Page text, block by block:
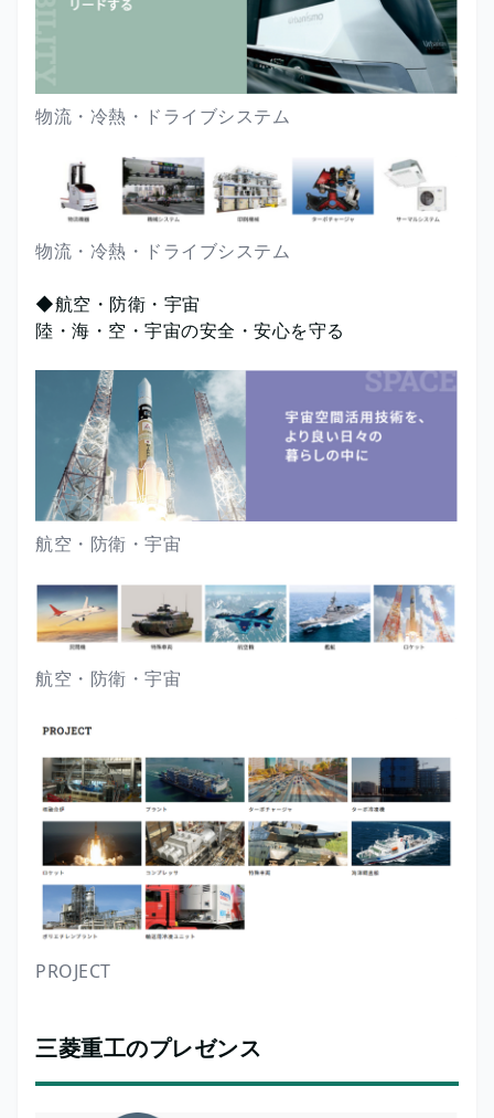
物流・冷熱・ドライブシステム
物流・冷熱・ドライブシステム
◆航空・防衛・宇宙
陸・海・空・宇宙の安全・安心を守る
航空・防衛・宇宙
航空・防衛・宇宙
PROJECT
三菱重工のプレゼンス